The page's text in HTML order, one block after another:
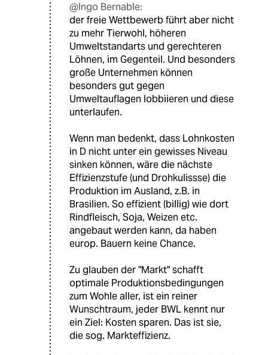
@Ingo Bernable:
der freie Wettbewerb führt aber nicht
zu mehr Tierwohl, höheren
Umweltstandarts und gerechteren
Löhnen, im Gegenteil. Und besonders
große Unternehmen können
besonders gut gegen
Umweltauflagen lobbiieren und diese
unterlaufen.
Wenn man bedenkt, dass Lohnkosten
in D nicht unter ein gewisses Niveau
sinken können, wäre die nächste
Effizienzstufe (und Drohkulissse) die
Produktion im Ausland, z.B. in
Brasilien. So effizient (billig) wie dort
Rindfleisch, Soja, Weizen etc.
angebaut werden kann, da haben
europ. Bauern keine Chance.
Zu glauben der "Markt" schafft
optimale Produktionsbedingungen
zum Wohle aller, ist ein reiner
Wunschtraum, jeder BWL kennt nur
ein Ziel: Kosten sparen. Das ist sie,
die sog. Markteffizienz.